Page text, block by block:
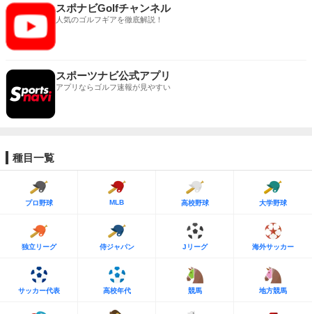
スポナビGolfチャンネル
人気のゴルフギアを徹底解説！
スポーツナビ公式アプリ
アプリならゴルフ速報が見やすい
種目一覧
プロ野球 MLB 高校野球 大学野球
独立リーグ 侍ジャパン Jリーグ 海外サッカー
サッカー代表 高校年代 競馬 地方競馬